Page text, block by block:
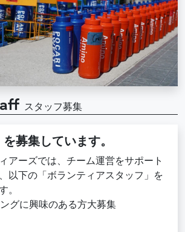
スタッフ募集
を募集しています。
アーズでは、チーム運営をサポート
以下の「ボランティアスタッフ」を
。
グに興味のある方大募集